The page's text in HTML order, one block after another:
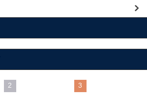
2 3